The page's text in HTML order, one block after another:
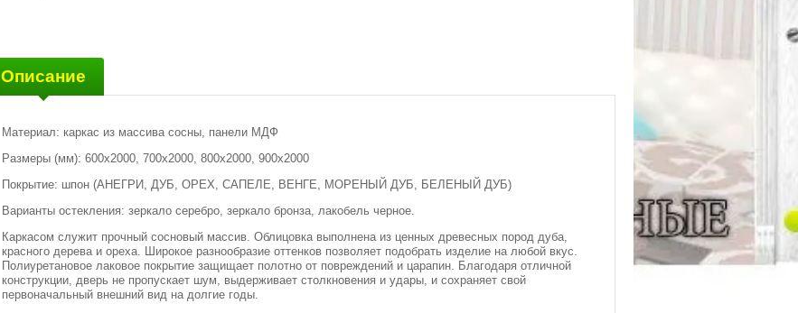
Описание
Материал: каркас из массива сосны, панели МДФ
Размеры (мм): 600х2000, 700х2000, 800х2000, 900х2000
Покрытие: шпон (АНЕГРИ, ДУБ, ОРЕХ, САПЕЛЕ, ВЕНГЕ, МОРЕНЫЙ ДУБ, БЕЛЕНЫЙ ДУБ)
Варианты остекления: зеркало серебро, зеркало бронза, лакобель черное.
Каркасом служит прочный сосновый массив. Облицовка выполнена из ценных древесных пород дуба,
красного дерева и ореха. Широкое разнообразие оттенков позволяет подобрать изделие на любой вкус.
Полиуретановое лаковое покрытие защищает полотно от повреждений и царапин. Благодаря отличной
конструкции, дверь не пропускает шум, выдерживает столкновения и удары, и сохраняет свой
первоначальный внешний вид на долгие годы.